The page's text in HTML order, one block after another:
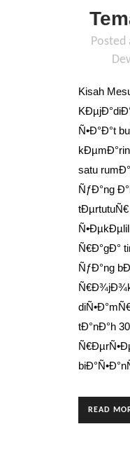
Posted
Kisah
Ñ•Ð°Ð°t
satu
ÑƒÐ°ng
Ñ€Ð°gÐ°
ÑƒÐ°ng
Ñ€Ð¾jÐ¾k
tÐ°nÐ°h
READ